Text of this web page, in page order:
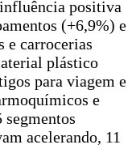
positiva
(+6,9%) e
e carrocerias
plástico
para viagem e
e
acelerando, 11